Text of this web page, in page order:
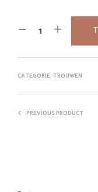
CATEGORIE:TROUWEN
PREVIOUS PRODUCT